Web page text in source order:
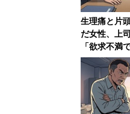
昨年10月
る。産休
ためと考
保育園側
生理痛と片
だ女性、上
「欲求不満
とセクハラ
の後、会社
ミロ！」